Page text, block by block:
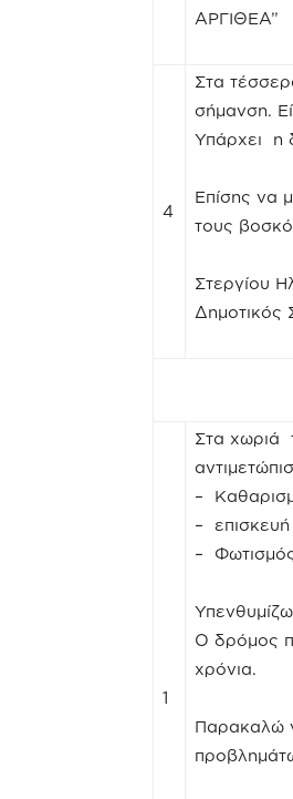
ΑΡΓΙΘΕΑ”
4
Στα
σήμανση.
Υπάρχει η
Επίσης να
τους
Στεργίου
Δημοτικός
1
Στα χωριά
–
–
–
Ο δρόμος
χρόνια.
Παρακαλώ